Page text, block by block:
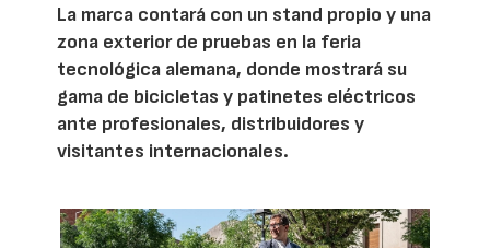
La marca contará con un stand propio y una
zona exterior de pruebas en la feria
tecnológica alemana, donde mostrará su
gama de bicicletas y patinetes eléctricos
ante profesionales, distribuidores y
visitantes internacionales.